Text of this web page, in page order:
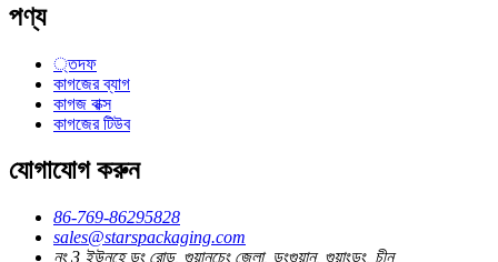
পণ্য
্তদফ
কাগজের ব্যাগ
কাগজ বাক্স
কাগজের টিউব
যোগাযোগ করুন
86-769-86295828
sales@starspackaging.com
নং 3 ইউনহে ডং রোড, গুয়ানচেং জেলা, ডংগুয়ান, গুয়াংডং, চীন